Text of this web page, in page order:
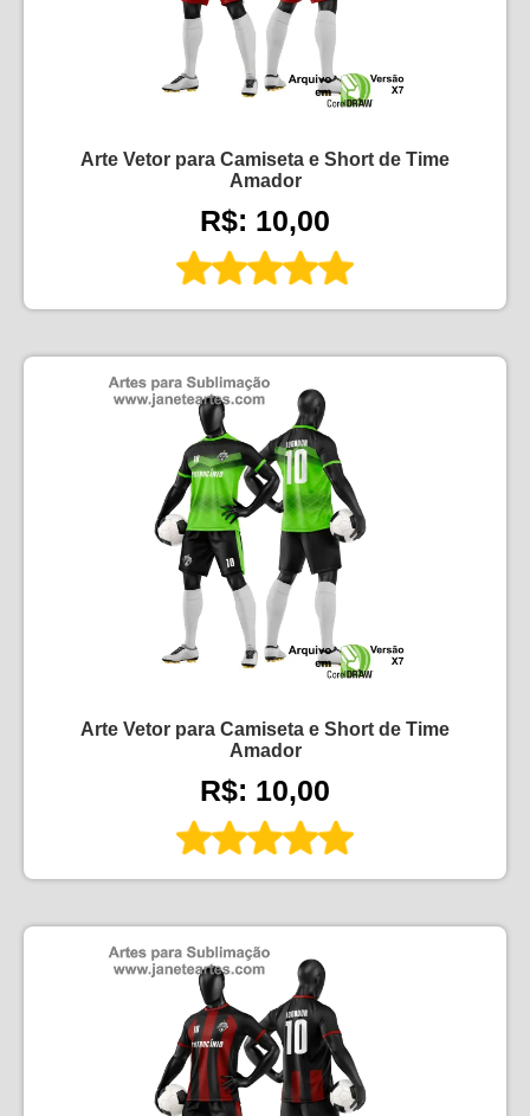
Arte Vetor para Camiseta e Short de Time
Amador
R$: 10,00
Arte Vetor para Camiseta e Short de Time
Amador
R$: 10,00